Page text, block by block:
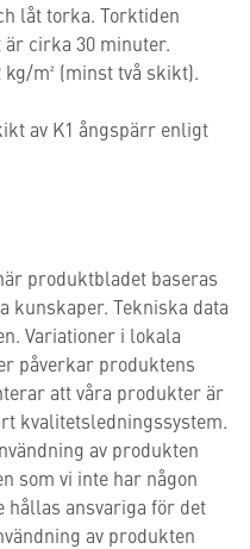
låt torka. Torktiden
cirka 30 minuter.
m² (minst två skikt).
av K1 ångspärr enligt
produktbladet baseras
kunskaper. Tekniska data
Variationer i lokala
påverkar produktens
att våra produkter är
kvalitetsledningssystem.
av produkten
som vi inte har någon
hållas ansvariga för det
av produkten